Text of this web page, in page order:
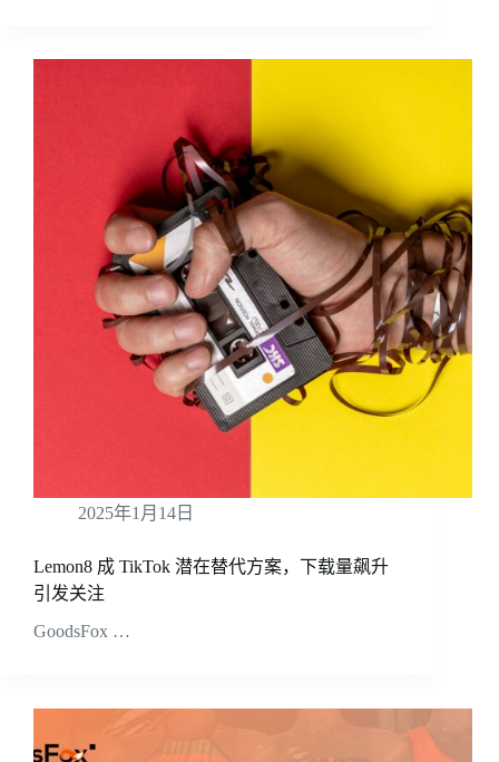
2025年1月14日
Lemon8 成 TikTok 潜在替代方案，下载量飙升
引发关注
GoodsFox …